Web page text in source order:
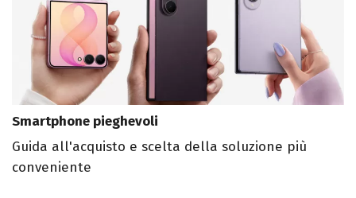
Smartphone pieghevoli
Guida all'acquisto e scelta della soluzione più
conveniente